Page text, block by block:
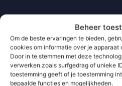
Beheer
Om de beste ervaringen te bieden,
cookies om informatie over je apparaat
Door in te stemmen met deze
verwerken zoals surfgedrag of unieke
toestemming geeft of je toestemming
bepaalde functies en mogelijkheden.